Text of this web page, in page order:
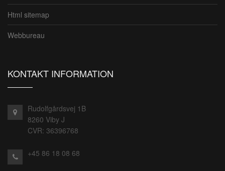
Html sitemap
Webbureau
KONTAKT INFORMATION
Rudolfgårdsvej 1B
8260 Viby J
CVR: 36396768
+45 86 18 08 68